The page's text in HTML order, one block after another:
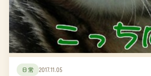
日常 2017.11.05